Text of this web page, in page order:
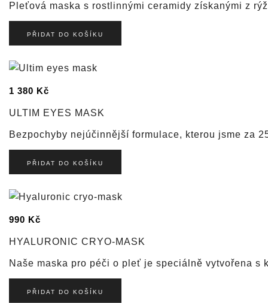
Pleťová maska ​​s rostlinnými ceramidy získanými z
PŘIDAT DO KOŠÍKU
1 380 Kč
ULTIM EYES MASK
Bezpochyby nejúčinnější formulace, kterou jsme za
PŘIDAT DO KOŠÍKU
990 Kč
HYALURONIC CRYO-MASK
Naše maska pro péči o pleť je speciálně vytvořena
PŘIDAT DO KOŠÍKU